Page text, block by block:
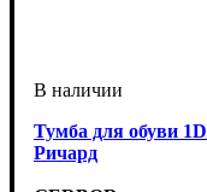
Тумба для обуви 1D
Ричард